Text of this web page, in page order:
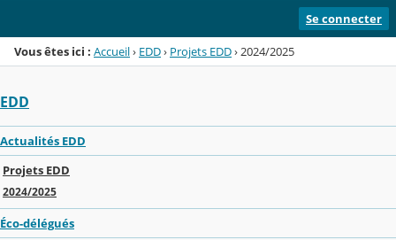
Se connecter
Vous êtes ici : Accueil› EDD› Projets EDD› 2024/2025
EDD
Actualités EDD
Projets EDD
2024/2025
Éco-délégués